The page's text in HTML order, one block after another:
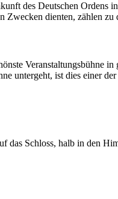
des Deutschen Ordens
dienten, zählen
untergeht, ist dies einer
das Schloss, halb in den